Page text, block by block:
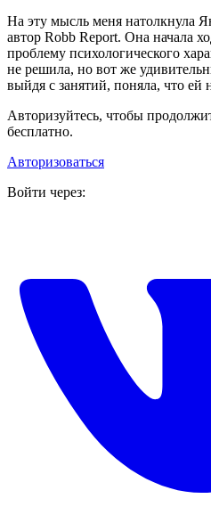
На эту мысль меня натолкнула
автор Robb Report. Она начала
проблему психологического
не решила, но вот же
выйдя с занятий, поняла, что ей
Авторизуйтесь, чтобы
бесплатно.
Авторизоваться
Войти через: